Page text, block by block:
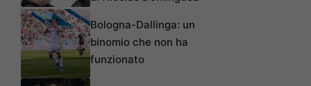
Bologna-Dallinga: un
binomio che non ha
funzionato